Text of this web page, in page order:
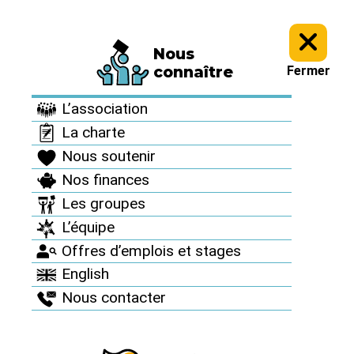
Nous
connaître
L’association
La charte
Nous soutenir
Nos finances
Les groupes
L’équipe
Offres d’emplois et stages
English
Nous contacter
Fermer
Informez vous > Culture antinucléaire >
Archives : Des artistes
Archives : Des artistes
avec nous
Paul Mayeur
Publié le 30 juin 2011